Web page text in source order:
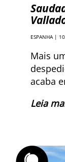
ESPANHA|
Mais
acaba
Leia